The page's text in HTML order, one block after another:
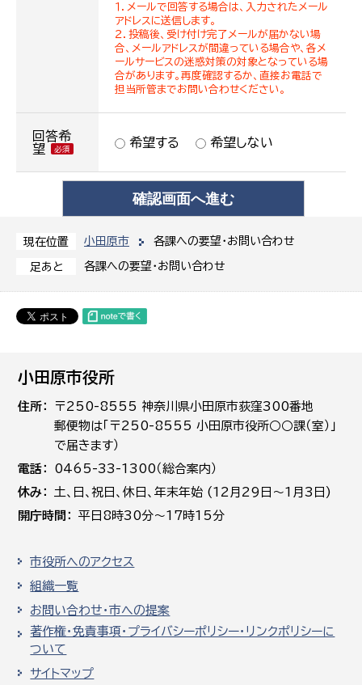
現在位置 小田原市 各課への要望・お問い合わせ
足あと 各課への要望・お問い合わせ
１．メールで回答する場合は、入力されたメール
アドレスに送信します。
２．投稿後、受け付け完了メールが届かない場
合、メールアドレスが間違っている場合や、各メ
ールサービスの迷惑対策の対象となっている場
合があります。再度確認するか、直接お電話で
担当所管までお問い合わせください。
回答希
望
希望する 希望しない
小田原市役所
住所
〒250-8555 神奈川県小田原市荻窪300番地
郵便物は「〒250-8555 小田原市役所○○課（室）」
で届きます）
電話
0465-33-1300（総合案内）
休み
土､日､祝日、休日、年末年始 (12月29日～1月3日)
開庁時間
平日8時30分～17時15分
市役所へのアクセス
組織一覧
お問い合わせ・市への提案
著作権・免責事項・プライバシーポリシー・リンクポリシーに
ついて
サイトマップ